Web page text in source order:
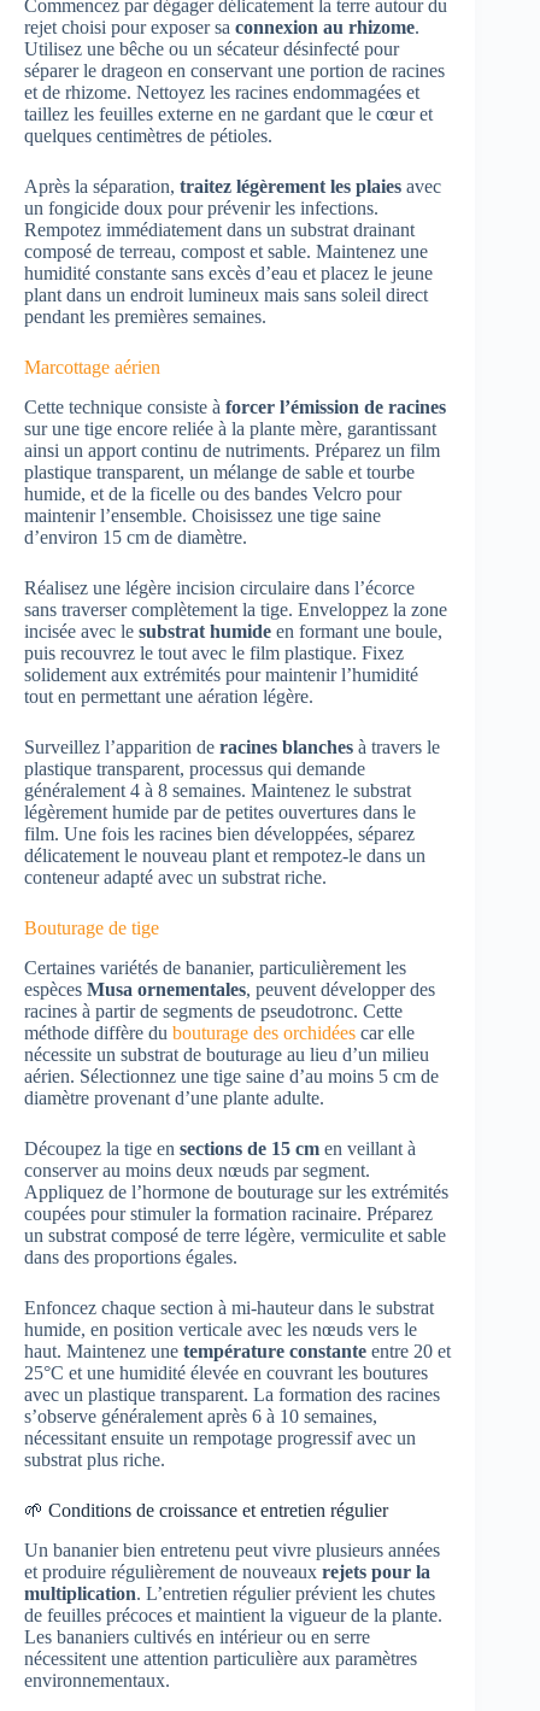
Commencez par dégager délicatement la terre autour du
rejet choisi pour exposer sa connexion au rhizome.
Utilisez une bêche ou un sécateur désinfecté pour
séparer le drageon en conservant une portion de racines
et de rhizome. Nettoyez les racines endommagées et
taillez les feuilles externe en ne gardant que le cœur et
quelques centimètres de pétioles.
Après la séparation, traitez légèrement les plaies avec
un fongicide doux pour prévenir les infections.
Rempotez immédiatement dans un substrat drainant
composé de terreau, compost et sable. Maintenez une
humidité constante sans excès d’eau et placez le jeune
plant dans un endroit lumineux mais sans soleil direct
pendant les premières semaines.
Marcottage aérien
Cette technique consiste à forcer l’émission de racines
sur une tige encore reliée à la plante mère, garantissant
ainsi un apport continu de nutriments. Préparez un film
plastique transparent, un mélange de sable et tourbe
humide, et de la ficelle ou des bandes Velcro pour
maintenir l’ensemble. Choisissez une tige saine
d’environ 15 cm de diamètre.
Réalisez une légère incision circulaire dans l’écorce
sans traverser complètement la tige. Enveloppez la zone
incisée avec le substrat humide en formant une boule,
puis recouvrez le tout avec le film plastique. Fixez
solidement aux extrémités pour maintenir l’humidité
tout en permettant une aération légère.
Surveillez l’apparition de racines blanches à travers le
plastique transparent, processus qui demande
généralement 4 à 8 semaines. Maintenez le substrat
légèrement humide par de petites ouvertures dans le
film. Une fois les racines bien développées, séparez
délicatement le nouveau plant et rempotez-le dans un
conteneur adapté avec un substrat riche.
Bouturage de tige
Certaines variétés de bananier, particulièrement les
espèces Musa ornementales, peuvent développer des
racines à partir de segments de pseudotronc. Cette
méthode diffère du bouturage des orchidées car elle
nécessite un substrat de bouturage au lieu d’un milieu
aérien. Sélectionnez une tige saine d’au moins 5 cm de
diamètre provenant d’une plante adulte.
Découpez la tige en sections de 15 cm en veillant à
conserver au moins deux nœuds par segment.
Appliquez de l’hormone de bouturage sur les extrémités
coupées pour stimuler la formation racinaire. Préparez
un substrat composé de terre légère, vermiculite et sable
dans des proportions égales.
Enfoncez chaque section à mi-hauteur dans le substrat
humide, en position verticale avec les nœuds vers le
haut. Maintenez une température constante entre 20 et
25°C et une humidité élevée en couvrant les boutures
avec un plastique transparent. La formation des racines
s’observe généralement après 6 à 10 semaines,
nécessitant ensuite un rempotage progressif avec un
substrat plus riche.
🌱 Conditions de croissance et entretien régulier
Un bananier bien entretenu peut vivre plusieurs années
et produire régulièrement de nouveaux rejets pour la
multiplication. L’entretien régulier prévient les chutes
de feuilles précoces et maintient la vigueur de la plante.
Les bananiers cultivés en intérieur ou en serre
nécessitent une attention particulière aux paramètres
environnementaux.